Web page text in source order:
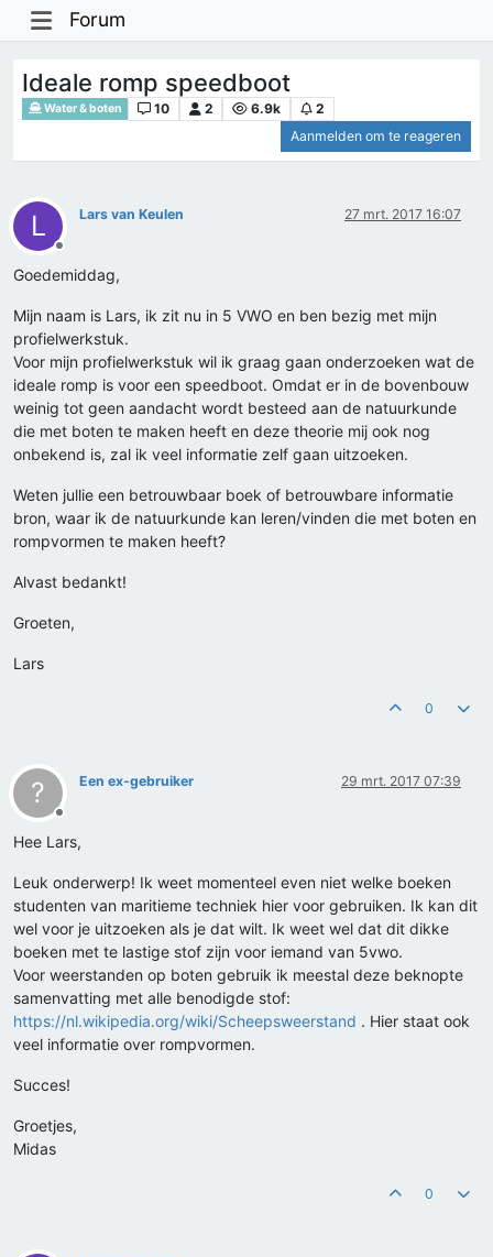
Forum
Ideale romp speedboot
Water & boten 10 2 6.9k
2
Aanmelden om te reageren
L
Offline
Lars van Keulen 27 mrt. 2017 16:07
Goedemiddag,
Mijn naam is Lars, ik zit nu in 5 VWO en ben bezig met mijn
profielwerkstuk.
Voor mijn profielwerkstuk wil ik graag gaan onderzoeken wat de
ideale romp is voor een speedboot. Omdat er in de bovenbouw
weinig tot geen aandacht wordt besteed aan de natuurkunde
die met boten te maken heeft en deze theorie mij ook nog
onbekend is, zal ik veel informatie zelf gaan uitzoeken.
Weten jullie een betrouwbaar boek of betrouwbare informatie
bron, waar ik de natuurkunde kan leren/vinden die met boten en
rompvormen te maken heeft?
Alvast bedankt!
Groeten,
Lars
0
?
Offline
Een ex-gebruiker 29 mrt. 2017 07:39
Hee Lars,
Leuk onderwerp! Ik weet momenteel even niet welke boeken
studenten van maritieme techniek hier voor gebruiken. Ik kan dit
wel voor je uitzoeken als je dat wilt. Ik weet wel dat dit dikke
boeken met te lastige stof zijn voor iemand van 5vwo.
Voor weerstanden op boten gebruik ik meestal deze beknopte
samenvatting met alle benodigde stof:
https://nl.wikipedia.org/wiki/Scheepsweerstand . Hier staat ook
veel informatie over rompvormen.
Succes!
Groetjes,
Midas
0